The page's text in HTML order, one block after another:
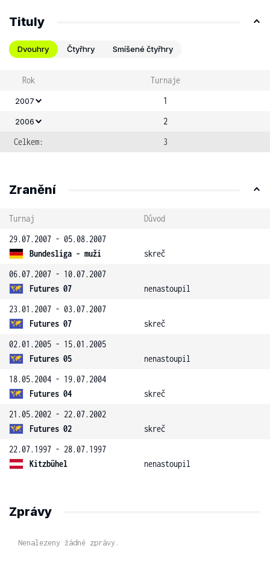
Tituly
Dvouhry Čtyřhry Smíšené čtyřhry
Rok Turnaje
2007 1
2006
2
Celkem:
3
Zranění
Turnaj
Důvod
29.07.2007 - 05.08.2007
Bundesliga - muži
skreč
06.07.2007 - 10.07.2007
Futures 07
nenastoupil
23.01.2007 - 03.07.2007
Futures 07
skreč
02.01.2005 - 15.01.2005
Futures 05
nenastoupil
18.05.2004 - 19.07.2004
Futures 04
skreč
21.05.2002 - 22.07.2002
Futures 02
skreč
22.07.1997 - 28.07.1997
Kitzbühel
nenastoupil
Zprávy
Nenalezeny žádné zprávy.